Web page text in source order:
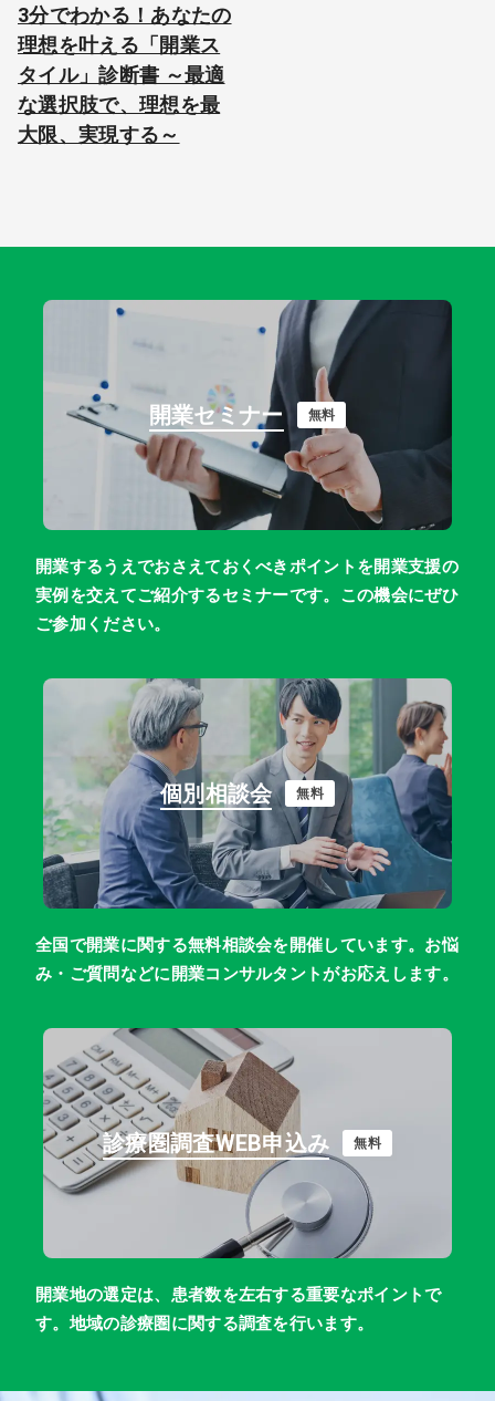
3分でわかる！あなたの
理想を叶える「開業ス
タイル」診断書 ～最適
な選択肢で、理想を最
大限、実現する～
開業セミナー 無料
開業するうえでおさえておくべきポイントを開業支援の
実例を交えてご紹介するセミナーです。この機会にぜひ
ご参加ください。
個別相談会 無料
全国で開業に関する無料相談会を開催しています。お悩
み・ご質問などに開業コンサルタントがお応えします。
診療圏調査WEB申込み 無料
開業地の選定は、患者数を左右する重要なポイントで
す。地域の診療圏に関する調査を行います。